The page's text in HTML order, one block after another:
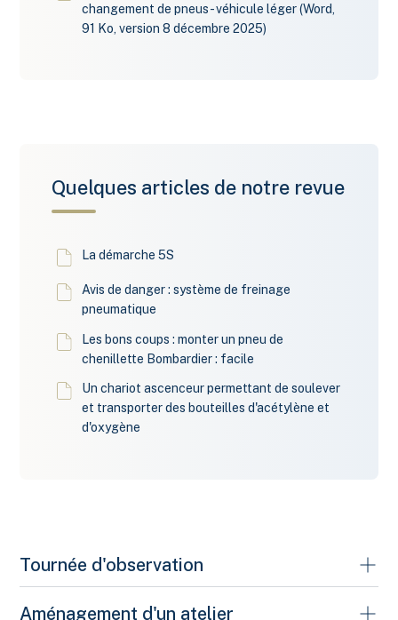
changement de pneus - véhicule léger (Word,
91 Ko, version 8 décembre 2025)
Quelques articles de notre revue
La démarche 5S
Avis de danger : système de freinage
pneumatique
Les bons coups : monter un pneu de
chenillette Bombardier : facile
Un chariot ascenceur permettant de soulever
et transporter des bouteilles d'acétylène et
d'oxygène
Tournée d'observation
Tournée d'observation(Auto prévention)
Aménagement d'un atelier